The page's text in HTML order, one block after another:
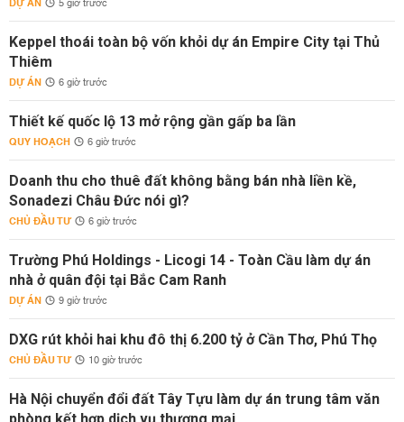
5 giờ trước
Keppel thoái toàn bộ vốn khỏi dự án Empire City tại Thủ
Thiêm
DỰ ÁN 6 giờ trước
Thiết kế quốc lộ 13 mở rộng gần gấp ba lần
QUY HOẠCH 6 giờ trước
Doanh thu cho thuê đất không bằng bán nhà liền kề,
Sonadezi Châu Đức nói gì?
CHỦ ĐẦU TƯ 6 giờ trước
Trường Phú Holdings - Licogi 14 - Toàn Cầu làm dự án
nhà ở quân đội tại Bắc Cam Ranh
DỰ ÁN 9 giờ trước
DXG rút khỏi hai khu đô thị 6.200 tỷ ở Cần Thơ, Phú Thọ
CHỦ ĐẦU TƯ 10 giờ trước
Hà Nội chuyển đổi đất Tây Tựu làm dự án trung tâm văn